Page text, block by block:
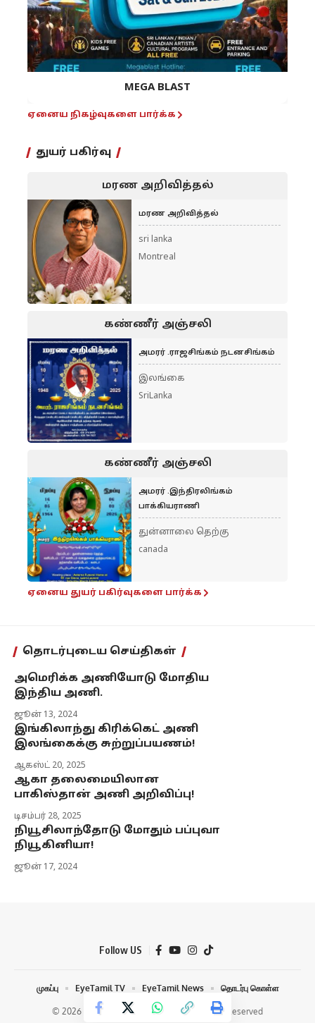
MEGA BLAST
ஏனைய நிகழ்வுகளை பார்க்க
துயர் பகிர்வு
மரண அறிவித்தல்
மரண அறிவித்தல்
sri lanka
Montreal
கண்ணீர் அஞ்சலி
அமரர் .ராஜசிங்கம் நடனசிங்கம்
இலங்கை
SriLanka
கண்ணீர் அஞ்சலி
அமரர் .இந்திரலிங்கம்
பாக்கியராணி
துன்னாலை தெற்கு
canada
ஏனைய துயர் பகிர்வுகளை பார்க்க
தொடர்புடைய செய்திகள்
அமெரிக்க அணியோடு மோதிய
இந்திய அணி.
ஜூன் 13, 2024
இங்கிலாந்து கிரிக்கெட் அணி
இலங்கைக்கு சுற்றுப்பயணம்!
ஆகஸ்ட் 20, 2025
ஆகா தலைமையிலான
பாகிஸ்தான் அணி அறிவிப்பு!
டிசம்பர் 28, 2025
நியூசிலாந்தோடு மோதும் பப்புவா
நியூகினியா!
ஜூன் 17, 2024
Follow US
© 2026 Eye Tamil Media Network | All Rights Reserved
முகப்பு EyeTamil TV EyeTamil News தொடர்பு கொள்ள